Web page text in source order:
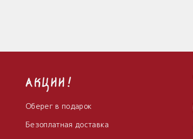
Акции!
Оберег в подарок
Безоплатная доставка